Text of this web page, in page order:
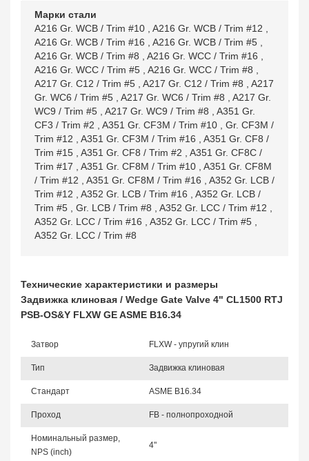
Марки стали
A216 Gr. WCB / Trim #10
A216 Gr. WCB / Trim #12
A216 Gr. WCB / Trim #16
A216 Gr. WCB / Trim #5
A216 Gr. WCB / Trim #8
A216 Gr. WCC / Trim #16
A216 Gr. WCC / Trim #5
A216 Gr. WCC / Trim #8
A217 Gr. C12 / Trim #5
A217 Gr. C12 / Trim #8
A217
Gr. WC6 / Trim #5
A217 Gr. WC6 / Trim #8
A217 Gr.
WC9 / Trim #5
A217 Gr. WC9 / Trim #8
A351 Gr.
CF3 / Trim #2
A351 Gr. CF3M / Trim #10
Gr. CF3M /
Trim #12
A351 Gr. CF3M / Trim #16
A351 Gr. CF8 /
Trim #15
A351 Gr. CF8 / Trim #2
A351 Gr. CF8C /
Trim #17
A351 Gr. CF8M / Trim #10
A351 Gr. CF8M
/ Trim #12
A351 Gr. CF8M / Trim #16
A352 Gr. LCB /
Trim #12
A352 Gr. LCB / Trim #16
A352 Gr. LCB /
Trim #5
Gr. LCB / Trim #8 A352 Gr. LCC / Trim #12
A352 Gr. LCC / Trim #16
A352 Gr. LCC / Trim #5
A352 Gr. LCC / Trim #8
Технические характеристики и размеры
Задвижка клиновая / Wedge Gate Valve 4" CL1500 RTJ
PSB-OS&Y FLXW GE ASME B16.34
Затвор FLXW - упругий клин
Тип Задвижка клиновая
Стандарт ASME B16.34
Проход FB - полнопроходной
Номинальный размер,
NPS (inch)
4"